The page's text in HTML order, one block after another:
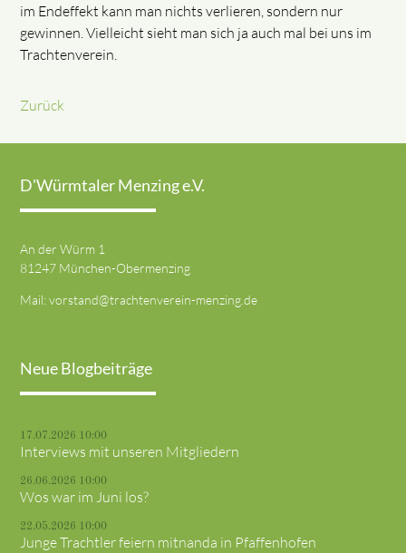
im Endeffekt kann man nichts verlieren, sondern nur
gewinnen. Vielleicht sieht man sich ja auch mal bei uns im
Trachtenverein.
Zurück
D'Würmtaler Menzing e.V.
An der Würm 1
81247 München-Obermenzing
Mail:vorstand@trachtenverein-menzing.de
Neue Blogbeiträge
17.07.2026 10:00
Interviews mit unseren Mitgliedern
26.06.2026 10:00
Wos war im Juni los?
22.05.2026 10:00
Junge Trachtler feiern mitnanda in Pfaffenhofen